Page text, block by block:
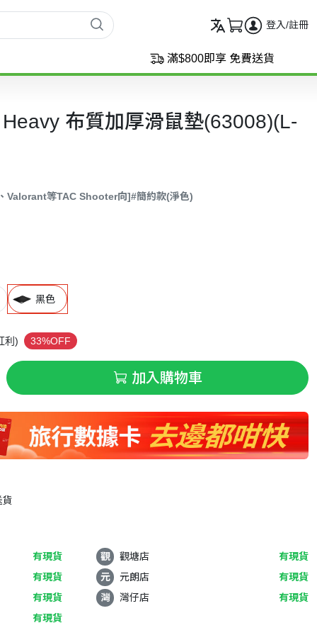
登入/註冊
滿$800即享 免費送貨
布質加厚滑鼠墊(63008)(L-
Valorant等TAC Shooter向]#簡約款(淨色)
黑色
利) 33%OFF
加入購物車
貨
有現貨 觀 觀塘店
有現貨
有現貨 元 元朗店
有現貨
有現貨 灣 灣仔店
有現貨
有現貨